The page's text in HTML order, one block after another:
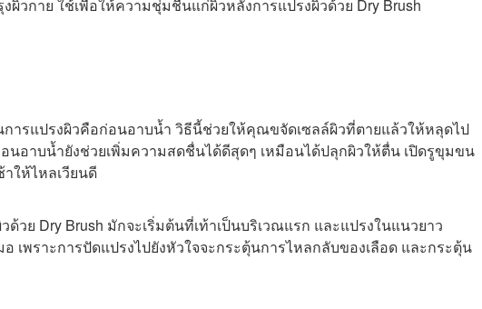
ผิวกาย ใช้เพื่อให้ความชุ่มชื้นแก่ผิวหลังการแปรงผิวด้วย Dry Brush
การแปรงผิวคือก่อนอาบน้ำ วิธีนี้ช่วยให้คุณขจัดเซลล์ผิวที่ตายแล้วให้หลุดไป
นอาบน้ำยังช่วยเพิ่มความสดชื่นได้ดีสุดๆ เหมือนได้ปลุกผิวให้ตื่น เปิดรูขุมขน
ให้ไหลเวียนดี
ด้วย Dry Brush มักจะเริ่มต้นที่เท้าเป็นบริเวณแรก และแปรงในแนวยาว
เพราะการปัดแปรงไปยังหัวใจจะกระตุ้นการไหลกลับของเลือด และกระตุ้น